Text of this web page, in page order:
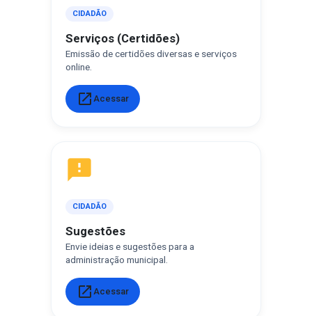
CIDADÃO
Serviços (Certidões)
Emissão de certidões diversas e serviços
online.
open_in_new Acessar
feedback
CIDADÃO
Sugestões
Envie ideias e sugestões para a
administração municipal.
open_in_new Acessar